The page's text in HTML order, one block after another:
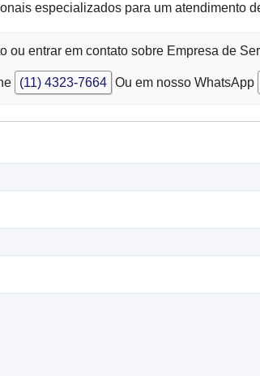
especializados para um atendimento
ou entrar em contato sobre Empresa de
(11) 4323-7664 Ou em nosso WhatsApp